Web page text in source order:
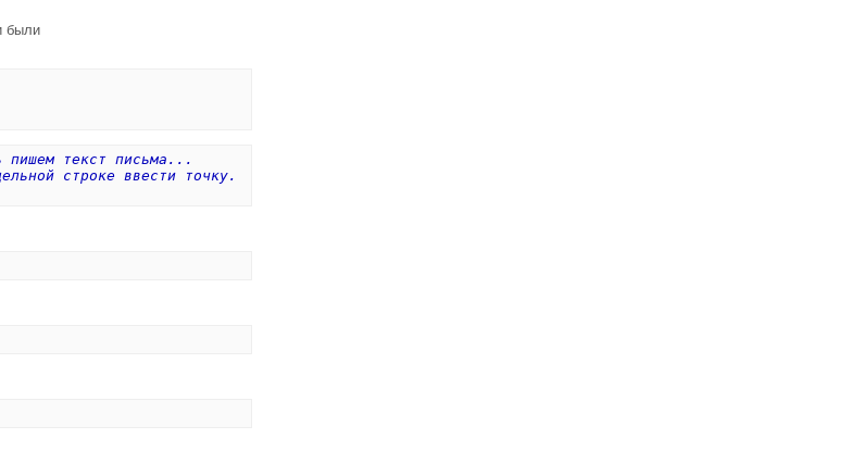
были
пишем текст письма...
строке ввести точку.